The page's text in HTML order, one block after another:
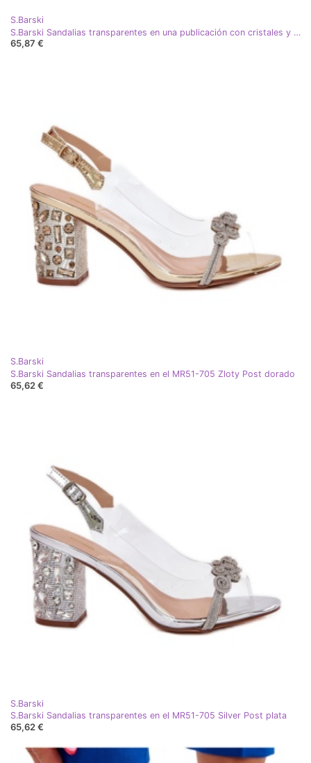
S.Barski
S.Barski Sandalias transparentes en una publicación con cristales y una decoración MR51-702 dorado
65,87 €
S.Barski
S.Barski Sandalias transparentes en el MR51-705 Zloty Post dorado
65,62 €
S.Barski
S.Barski Sandalias transparentes en el MR51-705 Silver Post plata
65,62 €